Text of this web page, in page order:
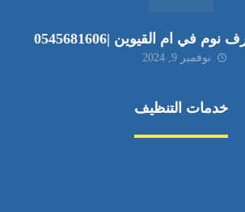
في ام القيوين |0545681606
نوفمبر 9, 2024
خدمات التنظيف